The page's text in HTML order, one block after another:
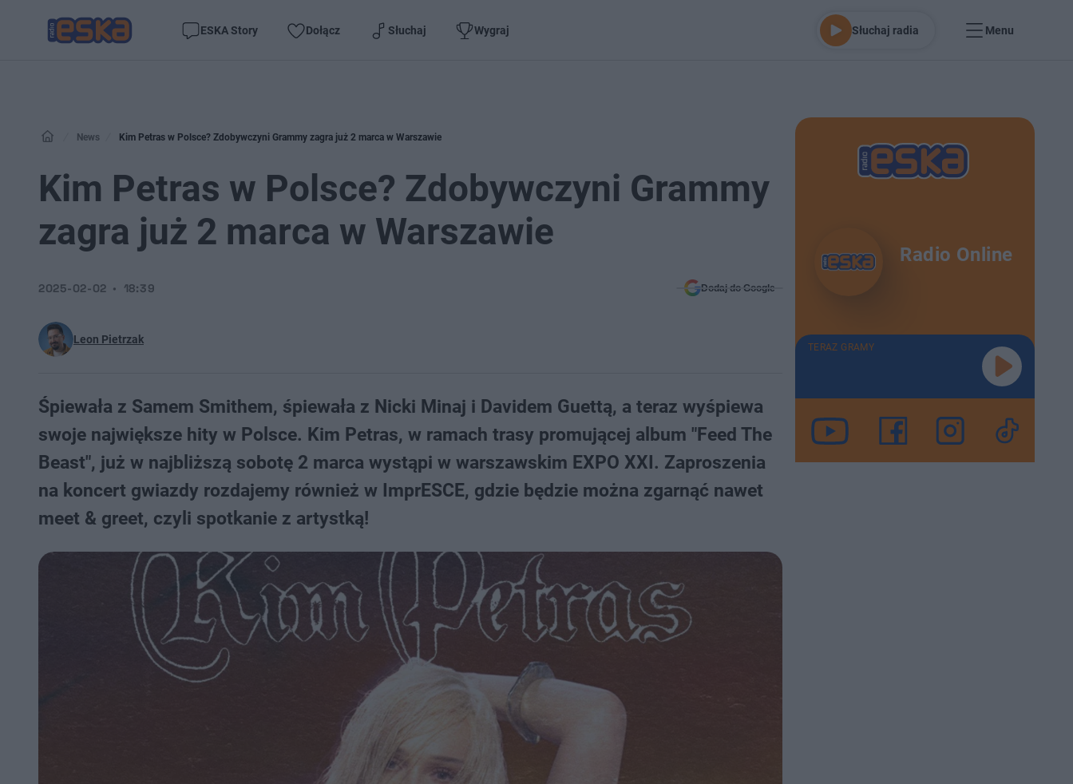
ESKA Story Dołącz Słuchaj Wygraj Słuchaj radia Menu
News Kim Petras w Polsce? Zdobywczyni Grammy zagra już 2 marca w Warszawie
Kim Petras w Polsce? Zdobywczyni Grammy
zagra już 2 marca w Warszawie
Leon Pietrzak
2025-02-02 18:39 Dodaj do Google
Śpiewała z Samem Smithem, śpiewała z Nicki Minaj i Davidem Guettą, a teraz wyśpiewa
swoje największe hity w Polsce. Kim Petras, w ramach trasy promującej album "Feed The
Beast", już w najbliższą sobotę 2 marca wystąpi w warszawskim EXPO XXI. Zaproszenia
na koncert gwiazdy rozdajemy również w ImprESCE, gdzie będzie można zgarnąć nawet
meet & greet, czyli spotkanie z artystką!
Radio Online
TERAZ GRAMY